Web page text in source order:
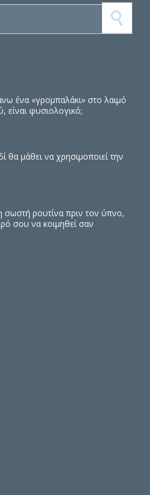
ένα «γρομπαλάκι» στο λαιμό
είναι φυσιολογικό;
θα μάθει να χρησιμοποιεί την
σωστή ρουτίνα πριν τον ύπνο,
σου να κοιμηθεί σαν